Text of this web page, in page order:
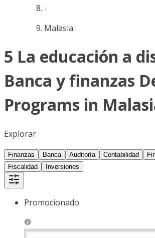
Malasia
5 La educación a
Banca y finanzas
Programs in
Explorar
Finanzas Banca Auditoría Contabilidad
Fiscalidad
Inversiones
Promocionado